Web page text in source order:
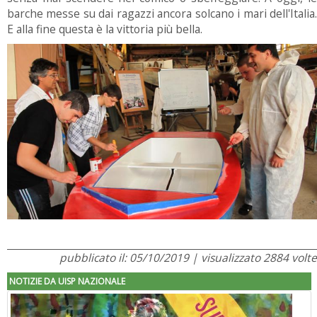
barche messe su dai ragazzi ancora solcano i mari dell'Italia.
E alla fine questa è la vittoria più bella.
pubblicato il: 05/10/2019 | visualizzato 2884 volte
NOTIZIE DA UISP NAZIONALE